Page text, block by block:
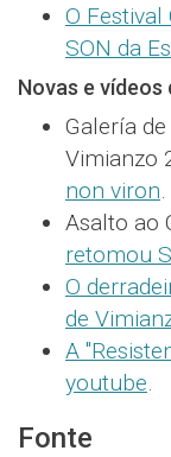
O Festival
SON da
Novas e vídeos
Galería
Vimianzo
non viron.
Asalto ao
retomou
O
de
A
youtube.
Fonte